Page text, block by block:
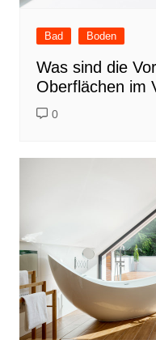
Bad Boden
Was sind die
Oberflächen im
0